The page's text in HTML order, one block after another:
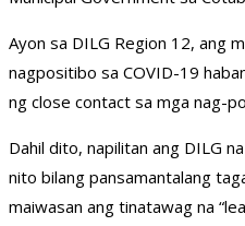
Ayon sa DILG Region 12, ang
nagpositibo sa COVID-19
ng close contact sa mga nag-
Dahil dito, napilitan ang DILG
nito bilang pansamantalang
maiwasan ang tinatawag na